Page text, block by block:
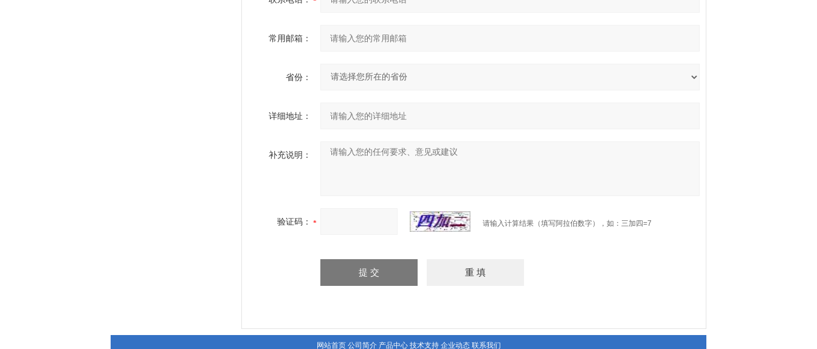
常用邮箱：
省份：
详细地址：
补充说明：
验证码： 请输入计算结果（填写阿拉伯数字），如：三加四=7
网站首页 公司简介 产品中心 技术支持 企业动态 联系我们